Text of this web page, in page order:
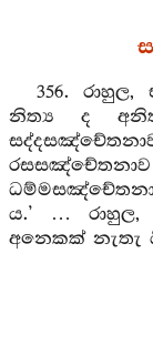
356.
නිත්‍ය ද
ය.’ …
අනෙකක් නැතැ